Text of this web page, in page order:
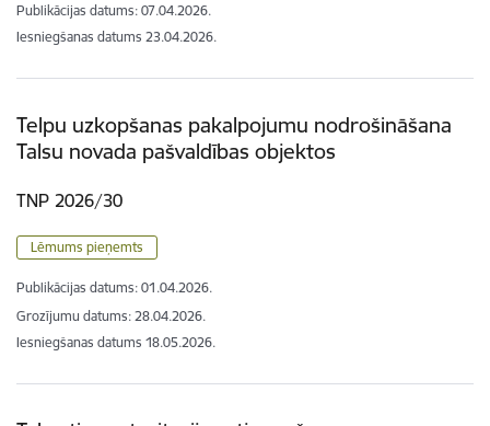
Publikācijas datums: 07.04.2026.
Iesniegšanas datums 23.04.2026.
Telpu uzkopšanas pakalpojumu nodrošināšana
Talsu novada pašvaldības objektos
TNP 2026/30
Lēmums pieņemts
Publikācijas datums: 01.04.2026.
Grozījumu datums: 28.04.2026.
Iesniegšanas datums 18.05.2026.